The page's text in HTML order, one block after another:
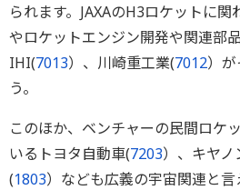
られます。JAXAのH3ロケットに
やロケットエンジン開発や関連部
IHI(7013）、川崎重工業(7012）
う。
このほか、ベンチャーの民間ロケ
いるトヨタ自動車(7203）、キヤノ
(1803）なども広義の宇宙関連と言